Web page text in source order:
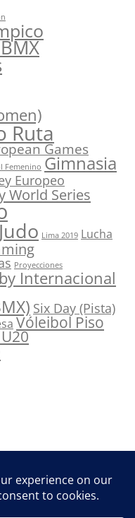
Ruta
Games
Femenino Gimnasia
Europeo
World Series
Lima 2019 Lucha
Proyecciones
Internacional
Six Day (Pista)
Vóleibol Piso